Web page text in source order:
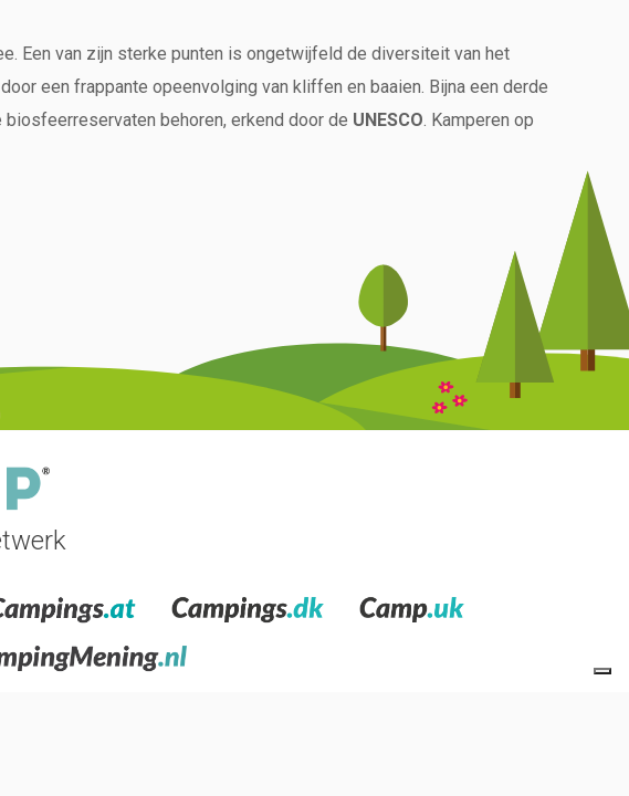
Een van zijn sterke punten is ongetwijfeld de diversiteit van het
een frappante opeenvolging van kliffen en baaien. Bijna een derde
biosfeerreservaten behoren, erkend door de UNESCO. Kamperen op
prachtige landschappen waar de zee en de natuur u harmonieus
het
vermeld worden, waar de
in Ribadesella met het beroemde Pad van de Dinosaurussen of
bereikt worden, lagos de Covadonga genoemd. Wat de
en gebouwen in Barokstijl. Ook de maritieme stadGijónis rijk aan
kliffen en baaien zult ontdekken en van aangename, milde
moet bezoeken zijn de landtong aan de kuststrook van Cabo de